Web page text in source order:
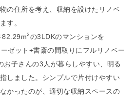
の住所を考え、収納を設けたリノベ
す。
82.29m2の3LDKのマンションを
ゼット+書斎の間取りにフルリノベー
お子さんの3人が暮らしやすい、明る
しました。シンプルで片付けやすい
かったのが、適切な収納スペースの